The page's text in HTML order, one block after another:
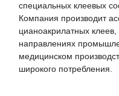
специальных клеевых
Компания производит
цианоакрилатных
направлениях
медицинском
широкого потребления.